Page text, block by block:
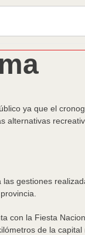
ya que el
alternativas
gestiones
con la Fiesta
de la capital